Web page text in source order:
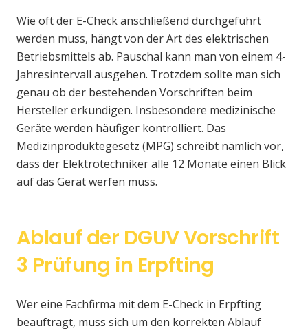
Wie oft der E-Check anschließend durchgeführt
werden muss, hängt von der Art des elektrischen
Betriebsmittels ab. Pauschal kann man von einem 4-
Jahresintervall ausgehen. Trotzdem sollte man sich
genau ob der bestehenden Vorschriften beim
Hersteller erkundigen. Insbesondere medizinische
Geräte werden häufiger kontrolliert. Das
Medizinproduktegesetz (MPG) schreibt nämlich vor,
dass der Elektrotechniker alle 12 Monate einen Blick
auf das Gerät werfen muss.
Ablauf der DGUV Vorschrift
3 Prüfung in Erpfting
Wer eine Fachfirma mit dem E-Check in Erpfting
beauftragt, muss sich um den korrekten Ablauf